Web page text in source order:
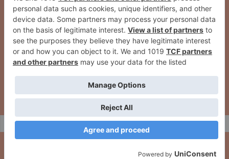
2026© Grupo Comunikaze
Desarrollado por:OA Cloud
El PPN de Berriozar denuncia la
"Ante tanta ignominia, todos los
viernes se celebran los actos por